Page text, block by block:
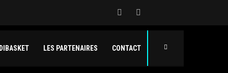
LES PARTENAIRES CONTACT